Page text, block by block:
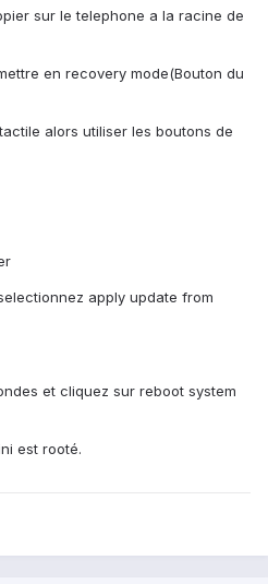
sur le telephone a la racine de
en recovery mode(Bouton du
alors utiliser les boutons de
apply update from
et cliquez sur reboot system
est rooté.